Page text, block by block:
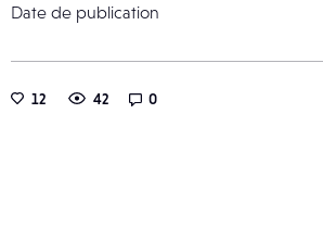
Date de publication
12 42 0